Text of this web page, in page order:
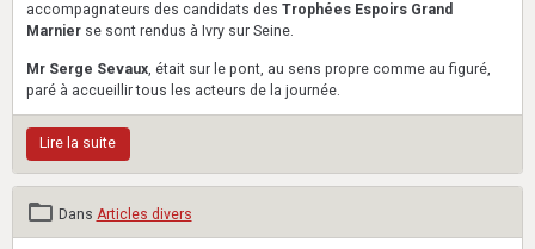
accompagnateurs des candidats des Trophées Espoirs Grand
Marnierse sont rendus à Ivry sur Seine.
Mr Serge Sevaux, était sur le pont, au sens propre comme au figuré,
paré à accueillir tous les acteurs de la journée.
Lire la suite
Dans Articles divers